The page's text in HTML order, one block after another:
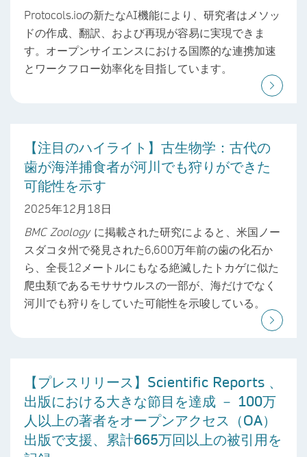
Protocols.ioの新たなAI機能により、研究者はメソッ
ドの作成、翻訳、および再現が容易に実現できま
す。オープンサイエンスにおける国際的な連携加速
とワークフロー効率化を目指しています。
【注目のハイライト】古生物学：古代の
歯が海洋捕食者が河川でも狩りができた
可能性を示す
2025年12月18日
BMC Zoology に掲載された研究によると、米国ノー
スダコタ州で発見された6,600万年前の歯の化石か
ら、全長12メートルにもなる絶滅したトカゲに似た
爬虫類であるモササウルスの一部が、海だけでなく
河川でも狩りをしていた可能性を示唆している。
【プレスリリース】Scientific Reports 、
出版における大きな節目を達成 － 100万
人以上の著者をオープンアクセス（OA）
出版で支援、累計665万回以上の被引用を